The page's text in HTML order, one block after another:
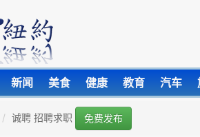
新闻 美食 健康 教育 汽车
诚聘 招聘求职 免费发布